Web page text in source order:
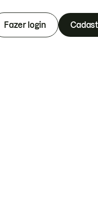
Fazer login